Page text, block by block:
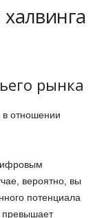
рынка
в отношении
вероятно, вы
потенциала
превышает